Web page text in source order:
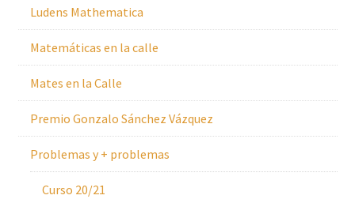
Ludens Mathematica
Matemáticas en la calle
Mates en la Calle
Premio Gonzalo Sánchez Vázquez
Problemas y + problemas
Curso 20/21